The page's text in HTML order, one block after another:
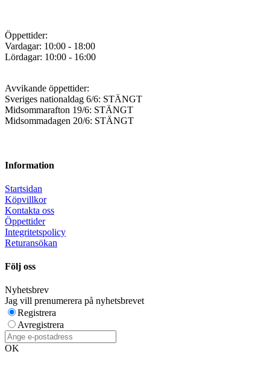
Öppettider:
Vardagar: 10:00 - 18:00
Lördagar: 10:00 - 16:00
Avvikande öppettider:
Sveriges nationaldag 6/6: STÄNGT
Midsommarafton 19/6: STÄNGT
Midsommadagen 20/6: STÄNGT
Information
Startsidan
Köpvillkor
Kontakta oss
Öppettider
Integritetspolicy
Returansökan
Följ oss
Nyhetsbrev
Jag vill prenumerera på nyhetsbrevet
Registrera
Avregistrera
OK